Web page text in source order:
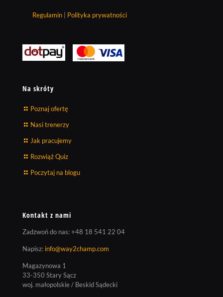
Regulamin Polityka prywatności
Na skróty
Poznaj ofertę
Nasi trenerzy
Jak pracujemy
Rozwiąż Quiz
Poczytaj na blogu
Kontakt z nami
Zadzwoń do nas:+48 18 541 22 04
Napisz: info@way2champ.com
Magazynowa 1
33-350 Stary Sącz
woj. małopolskie / Beskid Sądecki